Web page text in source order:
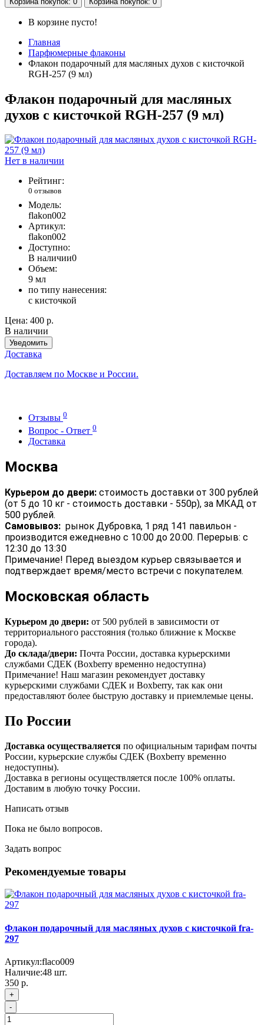
В корзине пусто!
Главная
Парфюмерные флаконы
Флакон подарочный для масляных духов с кисточкой
RGH-257 (9 мл)
Флакон подарочный для масляных
духов с кисточкой RGH-257 (9 мл)
Нет в наличии
Рейтинг:
0 отзывов
Модель:
flakon002
Артикул:
flakon002
Доступно:
В наличии0
Объем:
9 мл
по типу нанесения:
с кисточкой
Цена: 400 р.
В наличии
Уведомить
Доставка
Доставляем по Москве и России.
Отзывы 0
Вопрос - Ответ 0
Доставка
Москва
Курьером до двери: стоимость доставки от 300 рублей
(от 5 до 10 кг - стоимость доставки - 550р), за МКАД от
500 рублей.
Самовывоз: рынок Дубровка, 1 ряд 141 павильон -
производится ежедневно с 10:00 до 20:00. Перерыв: с
12:30 до 13:30
Примечание! Перед выездом курьер связывается и
подтверждает время/место встречи с покупателем.
Московская область
Курьером до двери: от 500 рублей в зависимости от
территориального расстояния (только ближние к Москве
города).
До склада/двери: Почта России, доставка курьерскими
службами СДЕК (Boxberry временно недоступна)
Примечание! Наш магазин рекомендует доставку
курьерскими службами СДЕК и Boxberry, так как они
предоставляют более быструю доставку и приемлемые цены.
По России
Доставка осуществаляется по официальным тарифам почты
России, курьерские службы СДЕК (Boxberry временно
недоступны).
Доставка в регионы осуществляется после 100% оплаты.
Доставим в любую точку России.
Написать отзыв
Пока не было вопросов.
Задать вопрос
Рекомендуемые товары
Флакон подарочный для масляных духов с кисточкой fra-
297
Артикул:flaco009
Наличие:48 шт.
350 р.
+
-